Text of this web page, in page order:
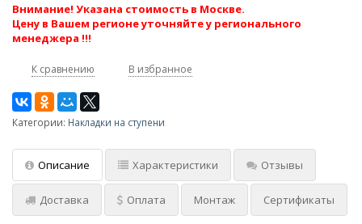
Внимание! Указана стоимость в Москве.
Цену в Вашем регионе уточняйте у регионального
менеджера !!!
К сравнению В избранное
Категории: Накладки на ступени
Описание Характеристики Отзывы
Доставка Оплата Монтаж Сертификаты